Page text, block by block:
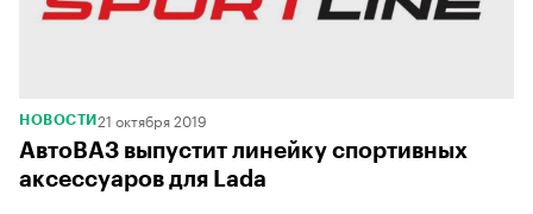
НОВОСТИ 21 октября 2019
АвтоВАЗ выпустит линейку спортивных
аксессуаров для Lada